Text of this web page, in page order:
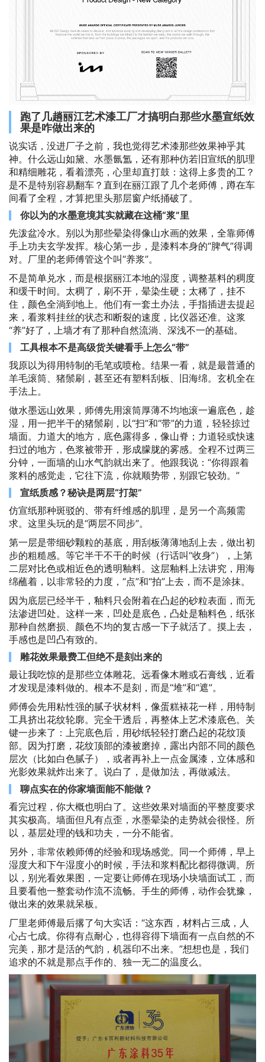
跑了几趟丽江艺术漆工厂才搞明白那些水墨宣纸效
果是咋做出来的
说实话，没进厂子之前，我也觉得艺术漆那些效果神乎其
神。什么远山如黛、水墨氤氲，还有那种仿若旧宣纸的肌理
和精细雕花，看着漂亮，心里却直打鼓：这得上多贵的工？
是不是特别容易翻车？直到在丽江跟了几个老师傅，蹲在车
间看了全程，才算把里头那层窗户纸捅破了。
你以为的水墨意境其实就藏在这桶“浆”里
先泼盆冷水。别以为那些晕染得像山水画的效果，全靠师傅
手上功夫玄学发挥。核心第一步，是漆料本身的“脾气”得调
对。厂里的老师傅管这个叫“养浆”。
不是简单兑水，而是根据丽江本地的湿度，调整基料的稠度
和缓干时间。太稠了，刷不开，晕染生硬；太稀了，挂不
住，颜色全淌到地上。他们有一套土办法，手指插进去提起
来，看浆料挂丝的状态和断裂的速度，比仪器还准。这浆
“养”好了，上墙才有了那种自然流淌、深浅不一的基础。
工具根本不是高级货关键看手上怎么“带”
我原以为得用特制的毛笔或喷枪。结果一看，就是最普通的
羊毛滚筒、猪鬃刷，甚至还有塑料刮板、旧海绵。玄机全在
手法上。
做水墨远山效果，师傅先用滚筒厚薄不均地滚一遍底色，趁
湿，用一把半干的猪鬃刷，以“扫”和“带”的力道，轻轻掠过
墙面。力道大的地方，底色露得多，像山脊；力道轻或快速
扫过的地方，色浆被带开，形成朦胧的雾感。全程不过两三
分钟，一面墙的山水气韵就出来了。他跟我说：“你得跟着
浆料的感觉走，它往下流，你就顺势带，别跟它较劲。”
宣纸质感？秘诀是两层“打架”
仿宣纸那种斑驳的、带有纤维感的肌理，是另一个高频需
求。这里头玩的是“两层不同步”。
第一层是带细砂颗粒的基底，用刮板薄薄地刮上去，做出初
步的粗糙感。等它半干不干的时候（行话叫“收身”），上第
二层对比色或相近色的透明釉料。这层釉料上法讲究，用海
绵蘸着，以非常轻的力度，“点”和“拍”上去，而不是涂抹。
因为底层已经半干，釉料只会附着在凸起的砂粒表面，而无
法渗进凹处。这样一来，凹处是底色，凸处是釉料色，纸张
那种自然磨损、颜色不均的复古感一下子就活了。摸上去，
手感也是凹凸有致的。
雕花效果最费工但绝不是刻出来的
最让我吃惊的是那些立体雕花。远看像木雕或石膏线，近看
才发现是漆料做的。根本不是刻，而是“堆”和“遮”。
师傅会先用粘性强的腻子状材料，像蛋糕裱花一样，用特制
工具挤出花纹轮廓。完全干透后，再整体上艺术漆底色。关
键一步来了：上完底色后，用砂纸轻轻打磨凸起的花纹顶
部。因为打磨，花纹顶部的漆被磨掉，露出内部不同的颜色
层次（比如白色腻子），或者再补上一点金属漆，立体感和
光影效果就炸出来了。说白了，是做加法，再做减法。
聊点实在的你家墙面能不能做？
看完过程，你大概也明白了。这些效果对墙面的平整度要求
其实极高。墙面但凡有点歪，水墨晕染的走势就会很怪。所
以，基层处理的钱和功夫，一分不能省。
另外，非常依赖师傅的经验和现场感觉。同一个师傅，早上
湿度大和下午湿度小的时候，手法和浆料配比都得微调。所
以，别光看效果图，一定要让师傅在现场小块墙面试工，而
且要看他一整套动作流不流畅。手生的师傅，动作会犹豫，
做出来的效果就呆板。
厂里老师傅最后撂了句大实话：“这东西，材料占三成，人
心占七成。你得有点耐心，也得容得下墙面有一点自然的不
完美，那才是活的气韵，机器印不出来。”想想也是，我们
追求的不就是那点手作的、独一无二的温度么。